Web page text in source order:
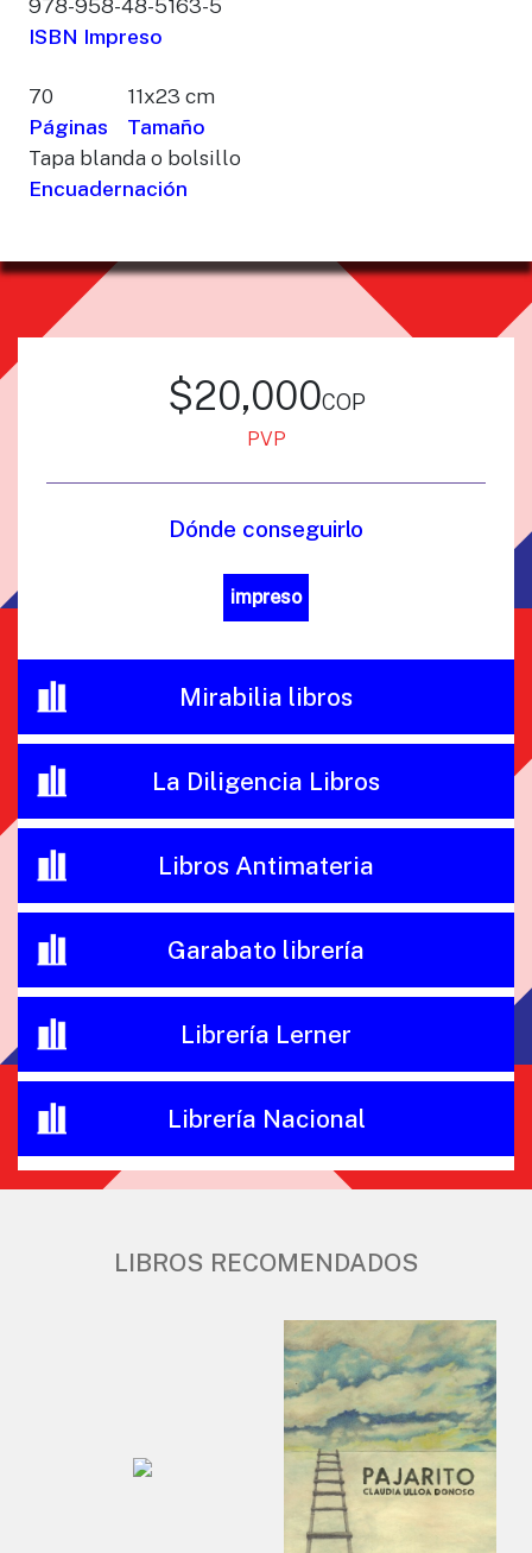
978-958-48-5163-5
ISBN Impreso
70
Páginas
11x23 cm
Tamaño
Tapa blanda o bolsillo
Encuadernación
$20,000cop
PVP
Dónde conseguirlo
impreso
Mirabilia libros
La Diligencia Libros
Libros Antimateria
Garabato librería
Librería Lerner
Librería Nacional
LIBROS RECOMENDADOS